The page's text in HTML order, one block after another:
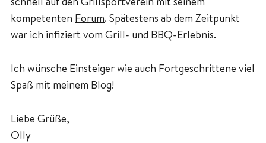
kompetenten Forum. Spätestens ab dem Zeitpunkt
war ich infiziert vom Grill- und BBQ-Erlebnis.
Ich wünsche Einsteiger wie auch Fortgeschrittene viel
Spaß mit meinem Blog!
Liebe Grüße,
Olly